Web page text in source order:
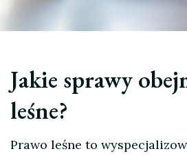
Jakie sprawy
leśne?
Prawo leśne to